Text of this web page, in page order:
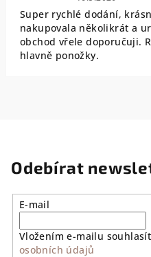
Super rychlé dodání,
nakupovala několikrát a
obchod vřele doporučuji.
hlavně ponožky.
Odebírat
E-mail
Vložením e-mailu
osobních údajů